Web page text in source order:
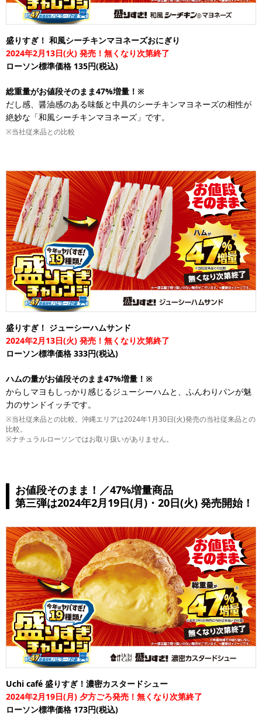
盛りすぎ！ 和風シーチキンマヨネーズおにぎり
2024年2月13日(火) 発売！無くなり次第終了
ローソン標準価格 135円(税込)
総重量がお値段そのまま47%増量！※
だし感、醤油感のある味飯と中具のシーチキンマヨネーズの相性が
絶妙な「和風シーチキンマヨネーズ」です。
※当社従来品との比較
盛りすぎ！ ジューシーハムサンド
2024年2月13日(火) 発売！無くなり次第終了
ローソン標準価格 333円(税込)
ハムの量がお値段そのまま47%増量！※
からしマヨもしっかり感じるジューシーハムと、ふんわりパンが魅
力のサンドイッチです。
※当社従来品との比較。沖縄エリアは2024年1月30日(火)発売の当社従来品との
比較。
※ナチュラルローソンではお取り扱いがありません。
お値段そのまま！／47%増量商品
第三弾は2024年2月19日(月)・20日(火) 発売開始！
Uchi café 盛りすぎ！濃密カスタードシュー
2024年2月19日(月) 夕方ごろ発売！無くなり次第終了
ローソン標準価格 173円(税込)